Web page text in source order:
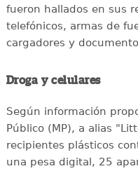
fueron hallados en sus
telefónicos, armas de
cargadores y
Droga y celulares
Según información
Público (MP), a alias
recipientes plásticos
una pesa digital, 25